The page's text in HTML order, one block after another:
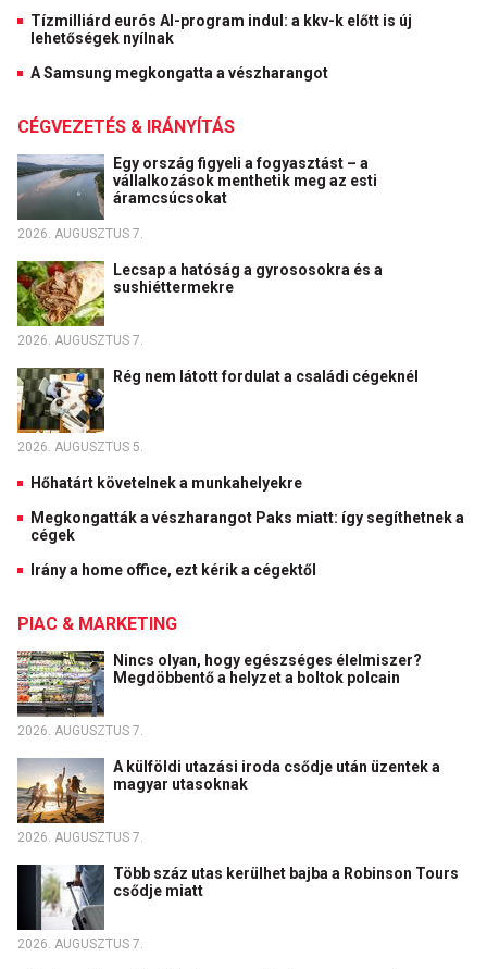
Tízmilliárd eurós AI-program indul: a kkv-k előtt is új
lehetőségek nyílnak
A Samsung megkongatta a vészharangot
CÉGVEZETÉS & IRÁNYÍTÁS
Egy ország figyeli a fogyasztást – a
vállalkozások menthetik meg az esti
áramcsúcsokat
2026. AUGUSZTUS 7.
Lecsap a hatóság a gyrososokra és a
sushiéttermekre
2026. AUGUSZTUS 7.
Rég nem látott fordulat a családi cégeknél
2026. AUGUSZTUS 5.
Hőhatárt követelnek a munkahelyekre
Megkongatták a vészharangot Paks miatt: így segíthetnek a
cégek
Irány a home office, ezt kérik a cégektől
PIAC & MARKETING
Nincs olyan, hogy egészséges élelmiszer?
Megdöbbentő a helyzet a boltok polcain
2026. AUGUSZTUS 7.
A külföldi utazási iroda csődje után üzentek a
magyar utasoknak
2026. AUGUSZTUS 7.
Több száz utas kerülhet bajba a Robinson Tours
csődje miatt
2026. AUGUSZTUS 7.